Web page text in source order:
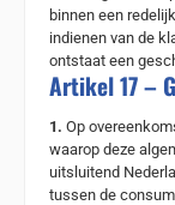
binnen een
indienen van de
ontstaat een
Artikel 17 –
1. Op
waarop deze
uitsluitend
tussen de